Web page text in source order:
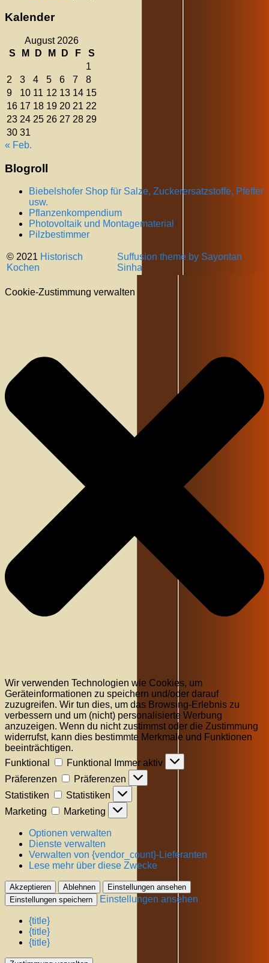
Kalender
August 2026
S
M D M D F
S
1
2
3 4 5 6 7
8
9
10 11 12 13 14 15
16 17 18 19 20 21 22
23 24 25 26 27 28 29
30 31
« Feb.
Blogroll
Biebelshofer Shop für Salze, Zuckerersatzstoffe, Pfeffer
usw.
Pflanzenkompendium
Photovoltaik und Montagematerial
Pilzbestimmer
© 2021 Historisch
Kochen
Suffusion theme by Sayontan
Sinha
Cookie-Zustimmung verwalten
Wir verwenden Technologien wie Cookies, um
Geräteinformationen zu speichern und/oder darauf
zuzugreifen. Wir tun dies, um das Browsing-Erlebnis zu
verbessern und um (nicht) personalisierte Werbung
anzuzeigen. Wenn du nicht zustimmst oder die Zustimmung
widerrufst, kann dies bestimmte Merkmale und Funktionen
beeinträchtigen.
Funktional
Funktional
Immer aktiv
Präferenzen
Präferenzen
Statistiken
Statistiken
Marketing
Marketing
Optionen verwalten
Dienste verwalten
Verwalten von {vendor_count}-Lieferanten
Lese mehr über diese Zwecke
Akzeptieren Ablehnen
Einstellungen ansehen
Einstellungen speichern
Einstellungen ansehen
{title}
{title}
{title}